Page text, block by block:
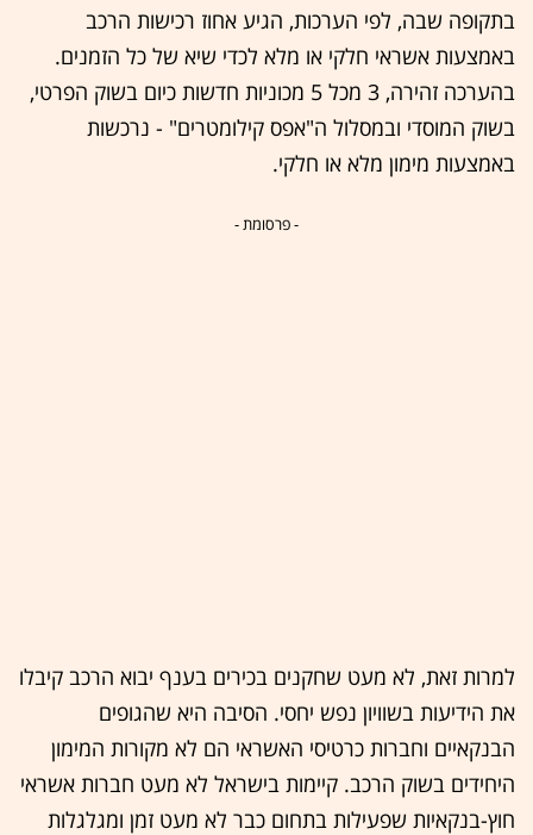
בתקופה שבה, לפי הערכות, הגיע אחוז רכישות הרכב
באמצעות אשראי חלקי או מלא לכדי שיא של כל הזמנים.
בהערכה זהירה, 3 מכל 5 מכוניות חדשות כיום בשוק הפרטי,
בשוק המוסדי ובמסלול ה"אפס קילומטרים" - נרכשות
באמצעות מימון מלא או חלקי.
- פרסומת -
למרות זאת, לא מעט שחקנים בכירים בענף יבוא הרכב קיבלו
את הידיעות בשוויון נפש יחסי. הסיבה היא שהגופים
הבנקאיים וחברות כרטיסי האשראי הם לא מקורות המימון
היחידים בשוק הרכב. קיימות בישראל לא מעט חברות אשראי
חוץ-בנקאיות שפעילות בתחום כבר לא מעט זמן ומגלגלות